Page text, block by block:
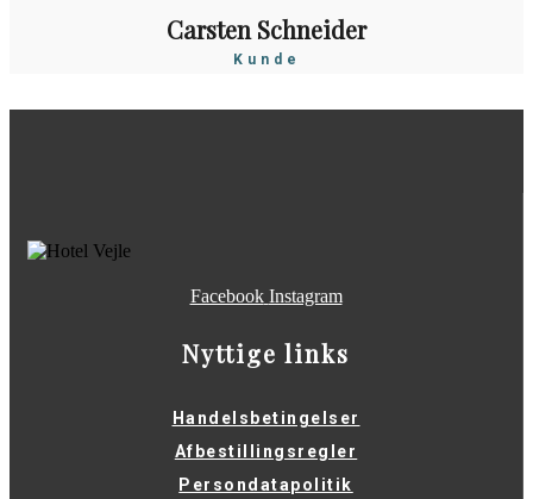
Carsten Schneider
Kunde
Facebook Instagram
Nyttige links
Handelsbetingelser
Afbestillingsregler
Persondatapolitik